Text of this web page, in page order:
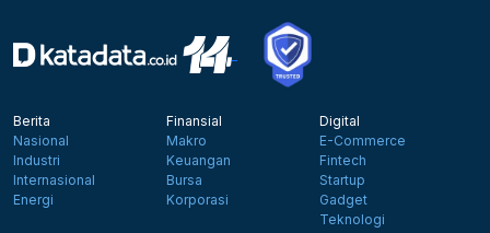
Berita
Nasional
Industri
Internasional
Energi
Finansial
Makro
Keuangan
Bursa
Korporasi
Digital
E-Commerce
Fintech
Startup
Gadget
Teknologi